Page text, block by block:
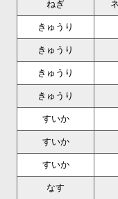
ねぎ
きゅうり
きゅうり
きゅうり
きゅうり
すいか
すいか
すいか
なす